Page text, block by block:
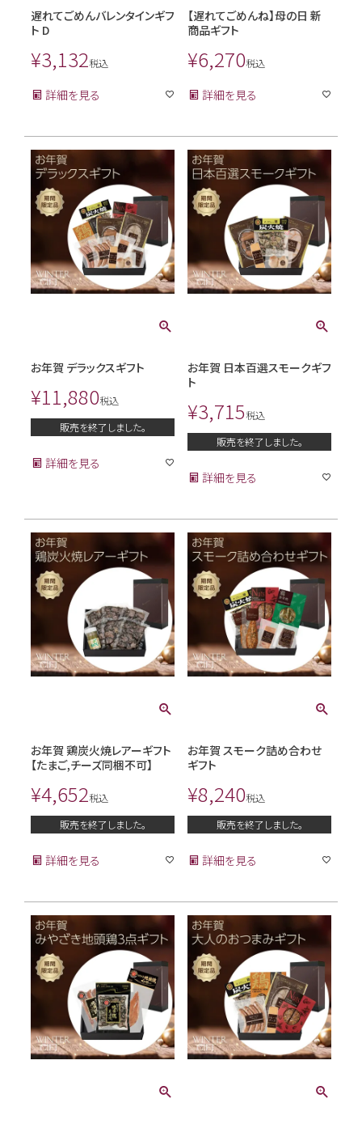
遅れてごめんバレンタインギフ
ト D
¥3,132税込
詳細を見る
【遅れてごめんね】母の日 新
商品ギフト
¥6,270税込
詳細を見る
お年賀 デラックスギフト
¥11,880税込
販売を終了しました。
詳細を見る
お年賀 日本百選スモークギフ
ト
¥3,715税込
販売を終了しました。
詳細を見る
お年賀 鶏炭火焼レアーギフト
【たまご,チーズ同梱不可】
¥4,652税込
販売を終了しました。
詳細を見る
お年賀 スモーク詰め合わせ
ギフト
¥8,240税込
販売を終了しました。
詳細を見る